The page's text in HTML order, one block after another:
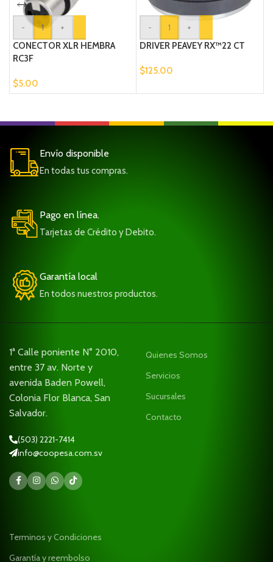
-
+
CONECTOR XLR HEMBRA
RC3F
$5.00
-
+
DRIVER PEAVEY RX™22 CT
$125.00
Envío disponible
En todas tus compras.
Pago en línea.
Tarjetas de Crédito y Debito.
Garantía local
En todos nuestros productos.
1ª Calle poniente N° 2010,
entre 37 av. Norte y
avenida Baden Powell,
Colonia Flor Blanca, San
Salvador.
(503) 2221-7414
info@coopesa.com.sv
Quienes Somos
Servicios
Sucursales
Contacto
Terminos y Condiciones
Garantía y reembolso